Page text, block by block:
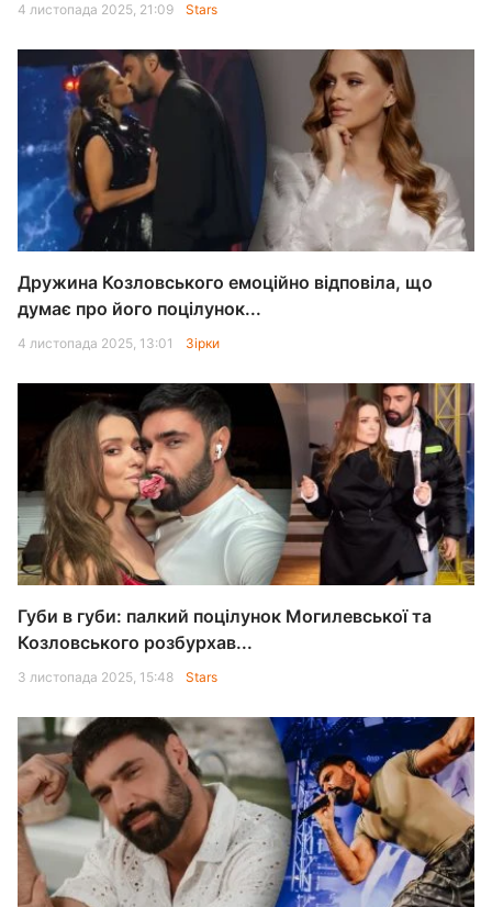
4 листопада 2025, 21:09 Stars
Дружина Козловського емоційно відповіла, що
думає про його поцілунок...
4 листопада 2025, 13:01 Зірки
Губи в губи: палкий поцілунок Могилевської та
Козловського розбурхав...
3 листопада 2025, 15:48 Stars